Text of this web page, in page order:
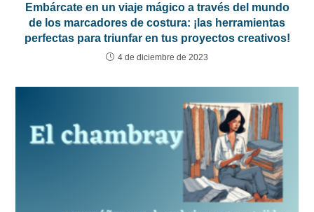
Embárcate en un viaje mágico a través del mundo
de los marcadores de costura: ¡las herramientas
perfectas para triunfar en tus proyectos creativos!
4 de diciembre de 2023